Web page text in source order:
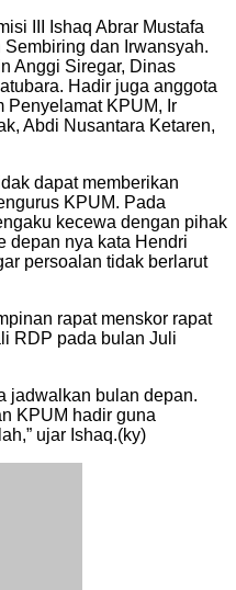
III Ishaq Abrar Mustafa
dan Irwansyah.
Anggi Siregar, Dinas
Hadir juga anggota
Penyelamat KPUM, Ir
Abdi Nusantara Ketaren,
dapat memberikan
KPUM. Pada
kecewa dengan pihak
depan nya kata Hendri
persoalan tidak berlarut
rapat menskor rapat
RDP pada bulan Juli
jadwalkan bulan depan.
KPUM hadir guna
ujar Ishaq.(ky)